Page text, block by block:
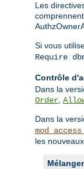
Les
Si vous
Require
Contrôle
Dans la
Order,
Dans la
les